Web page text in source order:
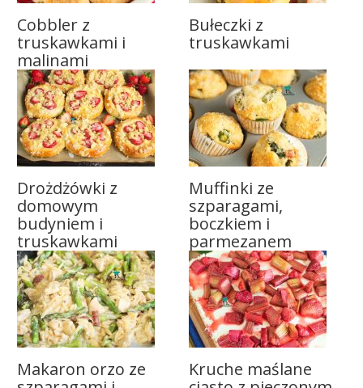
Cobbler z
truskawkami i
malinami
Bułeczki z
truskawkami
Drożdżówki z
domowym
budyniem i
truskawkami
Muffinki ze
szparagami,
boczkiem i
parmezanem
Makaron orzo ze
Kruche maślane